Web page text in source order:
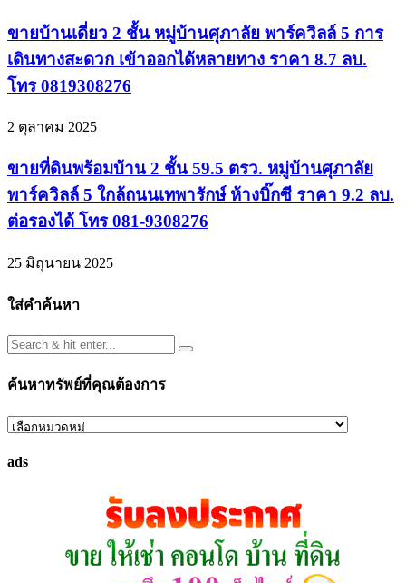
ขายบ้านเดี่ยว 2 ชั้น หมู่บ้านศุภาลัย พาร์ควิลล์ 5 การ
เดินทางสะดวก เข้าออกได้หลายทาง ราคา 8.7 ลบ.
โทร 0819308276
2 ตุลาคม 2025
ขายที่ดินพร้อมบ้าน 2 ชั้น 59.5 ตรว. หมู่บ้านศุภาลัย
พาร์ควิลล์ 5 ใกล้ถนนเทพารักษ์ ห้างบิ๊กซี ราคา 9.2 ลบ.
ต่อรองได้ โทร 081-9308276
25 มิถุนายน 2025
ใส่คำค้นหา
ค้นหาทรัพย์ที่คุณต้องการ
ค้นหา
ที่
ads